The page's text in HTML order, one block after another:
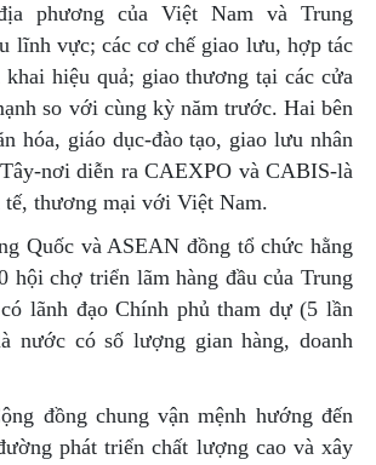
phương của Việt Nam và Trung
lĩnh vực; các cơ chế giao lưu, hợp tác
hiệu quả; giao thương tại các cửa
so với cùng kỳ năm trước. Hai bên
hóa, giáo dục-đào tạo, giao lưu nhân
nơi diễn ra CAEXPO và CABIS-là
thương mại với Việt Nam.
Quốc và ASEAN đồng tổ chức hằng
chợ triển lãm hàng đầu của Trung
lãnh đạo Chính phủ tham dự (5 lần
nước có số lượng gian hàng, doanh
đồng chung vận mệnh hướng đến
phát triển chất lượng cao và xây